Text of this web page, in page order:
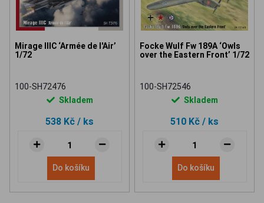
Mirage IIIC ‘Armée de l'Air’
1/72
100-SH72476
Skladem
538 Kč / ks
Do košíku
Focke Wulf Fw 189A ‘Owls
over the Eastern Front’ 1/72
100-SH72546
Skladem
510 Kč / ks
Do košíku